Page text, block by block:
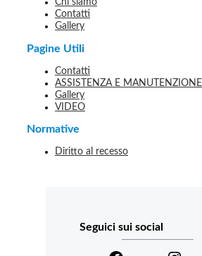
Chi siamo
Contatti
Gallery
Pagine Utili
Contatti
ASSISTENZA E MANUTENZIONE
Gallery
VIDEO
Normative
Diritto al recesso
Seguici sui social